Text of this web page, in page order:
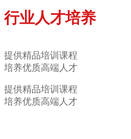
行业人才培养
提供精品培训课程
培养优质高端人才
提供精品培训课程
培养优质高端人才